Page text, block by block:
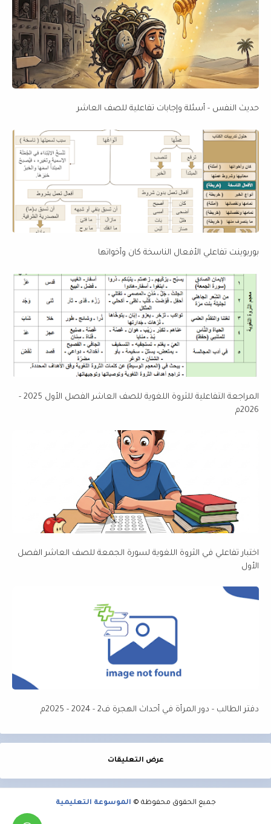
حديث النفس - أسئلة وإجابات تفاعلية للصف العاشر
بوربوينت تفاعلي الأفعال الناسخة كان وأخواتها
المراجعة التفاعلية للثروة اللغوية للصف العاشر الفصل الأول 2025 -
2026م
اختبار تفاعلي في الثروة اللغوية لسورة الجمعة للصف العاشر الفصل
الأول
دفتر الطالب - دور المرأة في أحداث الهجرة ف2 - 2024 - 2025م
عرض التعليقات
جميع الحقوق محفوظة © الموسوعة التعليمية